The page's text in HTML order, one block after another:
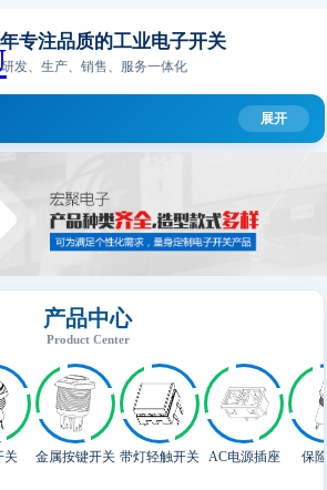
专注品质的工业电子开关
发、生产、销售、服务一体化
产品中心
Product Center
关 金属按键开关 带灯轻触开关 AC电源插座 保